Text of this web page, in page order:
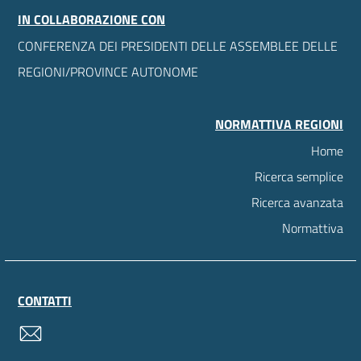
IN COLLABORAZIONE CON
CONFERENZA DEI PRESIDENTI DELLE ASSEMBLEE DELLE
REGIONI/PROVINCE AUTONOME
NORMATTIVA REGIONI
Home
Ricerca semplice
Ricerca avanzata
Normattiva
CONTATTI